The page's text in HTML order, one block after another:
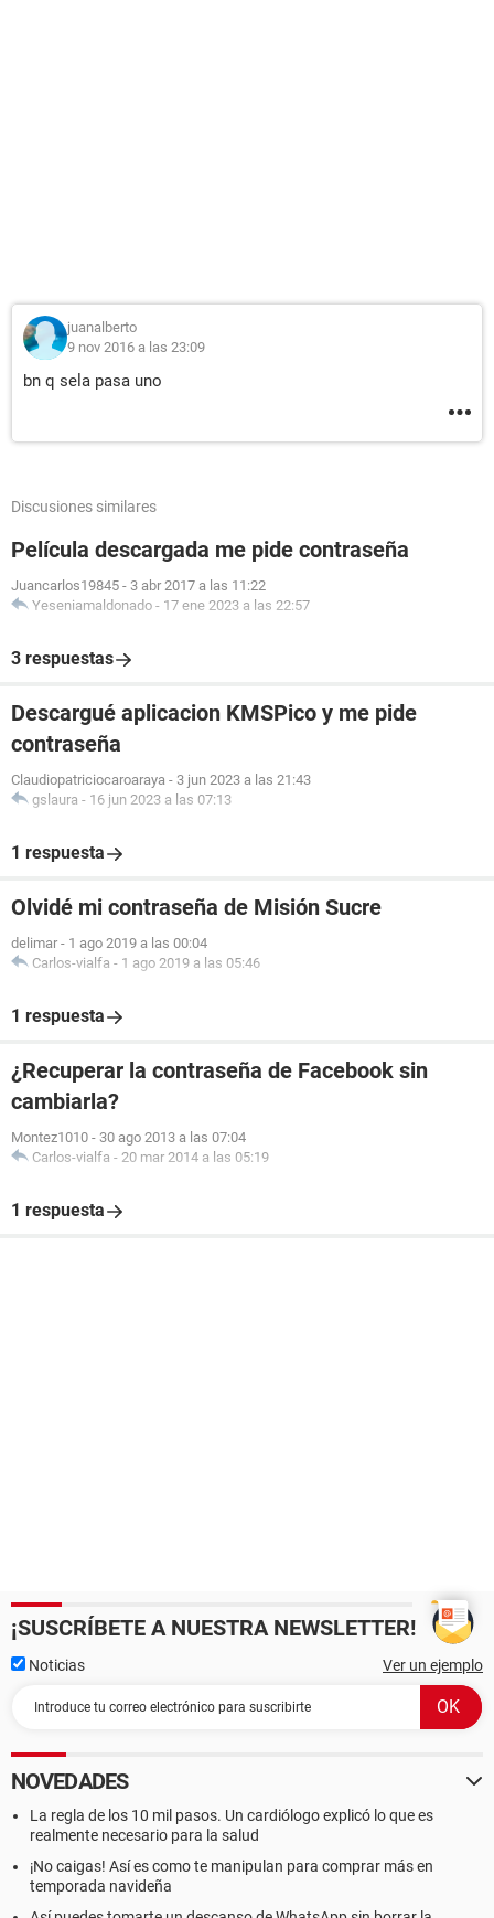
juanalberto
9 nov 2016 a las 23:09
bn q sela pasa uno
Discusiones similares
Película descargada me pide contraseña
Juancarlos19845 - 3 abr 2017 a las 11:22
Yeseniamaldonado - 17 ene 2023 a las 22:57
3 respuestas
Descargué aplicacion KMSPico y me pide
contraseña
Claudiopatriciocaroaraya - 3 jun 2023 a las 21:43
gslaura - 16 jun 2023 a las 07:13
1 respuesta
Olvidé mi contraseña de Misión Sucre
delimar - 1 ago 2019 a las 00:04
Carlos-vialfa - 1 ago 2019 a las 05:46
1 respuesta
¿Recuperar la contraseña de Facebook sin
cambiarla?
Montez1010 - 30 ago 2013 a las 07:04
Carlos-vialfa - 20 mar 2014 a las 05:19
1 respuesta
¡SUSCRÍBETE A NUESTRA NEWSLETTER!
Noticias Ver un ejemplo
NOVEDADES
La regla de los 10 mil pasos. Un cardiólogo explicó lo que es
realmente necesario para la salud
¡No caigas! Así es como te manipulan para comprar más en
temporada navideña